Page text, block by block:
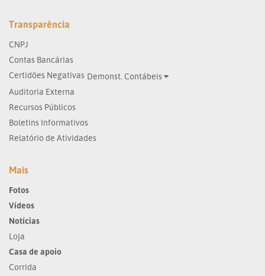
Transparência
CNPJ
Contas Bancárias
Certidões Negativas Demonst. Contábeis
Auditoria Externa
Recursos Públicos
Boletins Informativos
Relatório de Atividades
Mais
Fotos
Vídeos
Notícias
Loja
Casa de apoio
Corrida